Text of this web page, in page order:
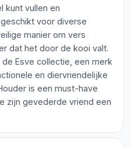
kunt vullen en
voor diverse
manier om vers
dat het door de kooi valt.
Esve collectie, een merk
en diervriendelijke
is een must-have
zijn gevederde vriend een